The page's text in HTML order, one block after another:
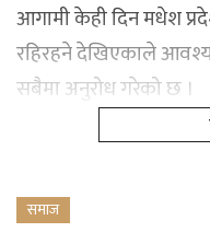
आगामी केही दिन मधेश
रहिरहने देखिएकाले
सबैमा अनुरोध गरेको छ ।
समाज